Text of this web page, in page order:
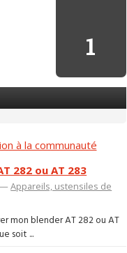
1
à la communauté
282 ou AT 283
—Appareils, ustensiles de
mon blender AT 282 ou AT
soit ...